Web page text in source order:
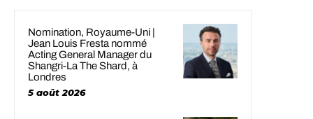
Nomination, Royaume-Uni |
Jean Louis Fresta nommé
Acting General Manager du
Shangri-La The Shard, à
Londres
5 août 2026